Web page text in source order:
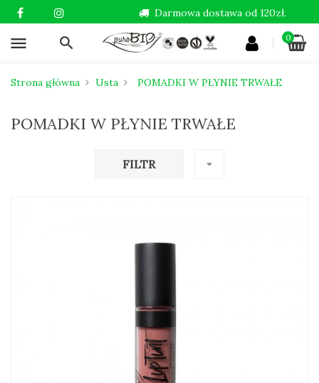
menu 0
Darmowa dostawa od 120zł.
Strona główna Usta POMADKI W PŁYNIE TRWAŁE
POMADKI W PŁYNIE TRWAŁE
FILTR arrow_drop_down